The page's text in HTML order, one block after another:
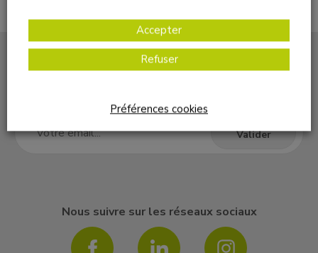
Nous suivre sur les réseaux sociaux
Accepter
Refuser
Préférences cookies